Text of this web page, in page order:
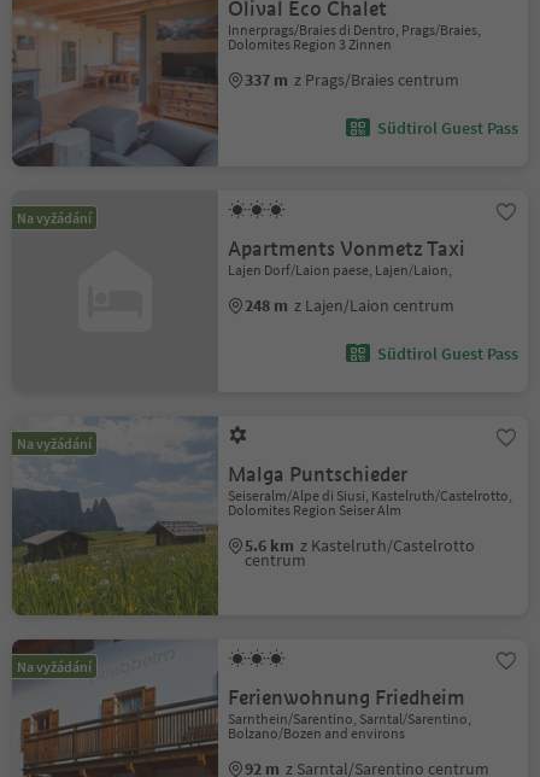
Olival Eco Chalet
Innerprags/Braies di Dentro, Prags/Braies,
Dolomites Region 3 Zinnen
337 m z Prags/Braies centrum
Südtirol Guest Pass
Na vyžádání
Apartments Vonmetz Taxi
Lajen Dorf/Laion paese, Lajen/Laion,
248 m z Lajen/Laion centrum
Südtirol Guest Pass
Na vyžádání
Malga Puntschieder
Seiseralm/Alpe di Siusi, Kastelruth/Castelrotto,
Dolomites Region Seiser Alm
5.6 km z Kastelruth/Castelrotto
centrum
Na vyžádání
Ferienwohnung Friedheim
Sarnthein/Sarentino, Sarntal/Sarentino,
Bolzano/Bozen and environs
92 m z Sarntal/Sarentino centrum